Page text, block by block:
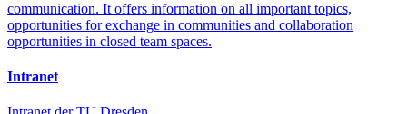
communication. It offers information on all important topics,
opportunities for exchange in communities and collaboration
opportunities in closed team spaces.
Intranet